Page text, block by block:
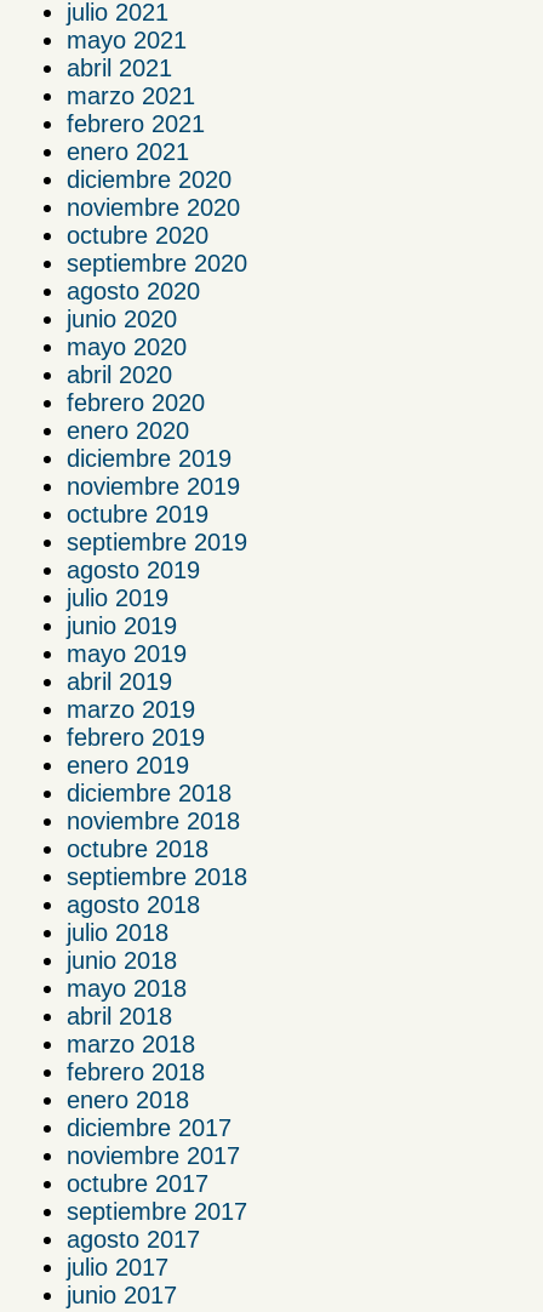
julio 2021
mayo 2021
abril 2021
marzo 2021
febrero 2021
enero 2021
diciembre 2020
noviembre 2020
octubre 2020
septiembre 2020
agosto 2020
junio 2020
mayo 2020
abril 2020
febrero 2020
enero 2020
diciembre 2019
noviembre 2019
octubre 2019
septiembre 2019
agosto 2019
julio 2019
junio 2019
mayo 2019
abril 2019
marzo 2019
febrero 2019
enero 2019
diciembre 2018
noviembre 2018
octubre 2018
septiembre 2018
agosto 2018
julio 2018
junio 2018
mayo 2018
abril 2018
marzo 2018
febrero 2018
enero 2018
diciembre 2017
noviembre 2017
octubre 2017
septiembre 2017
agosto 2017
julio 2017
junio 2017